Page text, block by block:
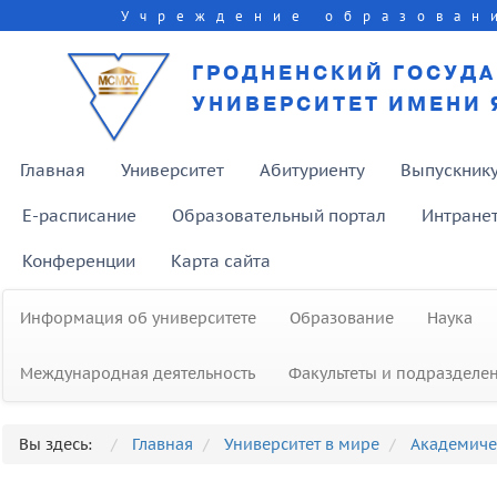
Учреждение
ГРОДНЕНСКИЙ
УНИВЕРСИТЕТ ИМЕНИ
Главная Университет Абитуриенту
E-расписание Образовательный портал
Конференции Карта сайта
Информация об университете Образование Наука
Международная деятельность Факультеты и
Вы здесь: Главная Университет в мире